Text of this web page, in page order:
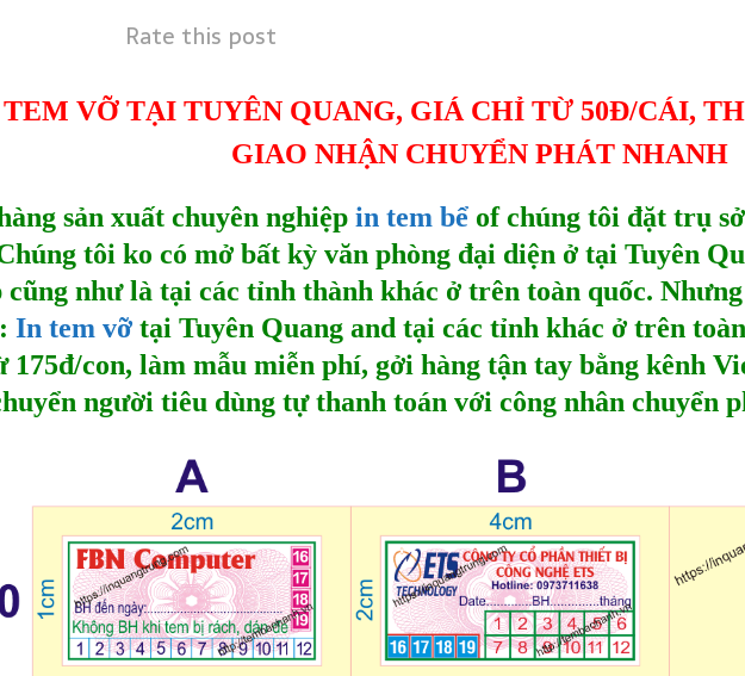
Rate this post
VỠ TẠI TUYÊN QUANG, GIÁ CHỈ TỪ 50Đ/CÁI,
GIAO NHẬN CHUYỂN PHÁT NHANH
sản xuất chuyên nghiệp in tem bể of chúng tôi đặt trụ
tôi ko có mở bất kỳ văn phòng đại diện ở tại Tuyên
cũng như là tại các tỉnh thành khác ở trên toàn quốc.
In tem vỡ tại Tuyên Quang and tại các tỉnh khác ở trên
175đ/con, làm mẫu miễn phí, gởi hàng tận tay bằng kênh
người tiêu dùng tự thanh toán với công nhân chuyển